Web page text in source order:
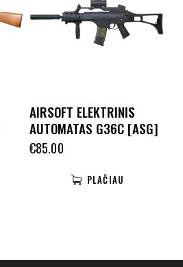
AIRSOFT ELEKTRINIS
AUTOMATAS G36C [ASG]
€85.00
PLAČIAU